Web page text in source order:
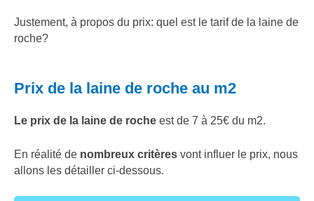
Justement, à propos du prix: quel est le tarif de la laine de
roche?
Prix de la laine de roche au m2
Le prix de la laine de roche est de 7 à 25€ du m2.
En réalité de nombreux critères vont influer le prix, nous
allons les détailler ci-dessous.